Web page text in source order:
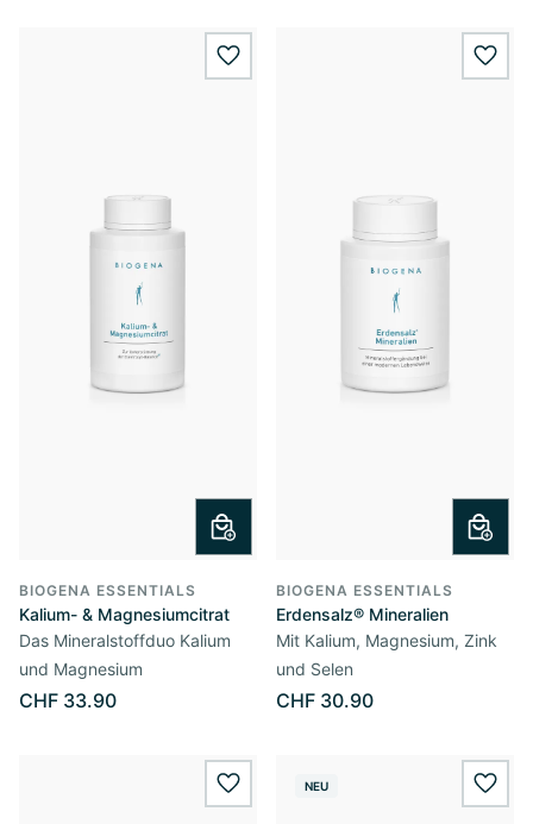
wishlist.add
BIOGENA ESSENTIALS
Kalium- & Magnesiumcitrat
Das Mineralstoffduo Kalium
und Magnesium
CHF 33.90
BIOGENA ESSENTIALS
Erdensalz® Mineralien
Mit Kalium, Magnesium, Zink
und Selen
CHF 30.90
wishlist.add
NEU